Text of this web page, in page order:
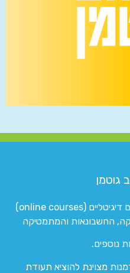
גוטמן
המרכז המוביל והמקצועי לקורסים דיגיטליים (online courses)
החשבונאות והמתמטיקה
נוספים.
מצוינת להוציא תעודת